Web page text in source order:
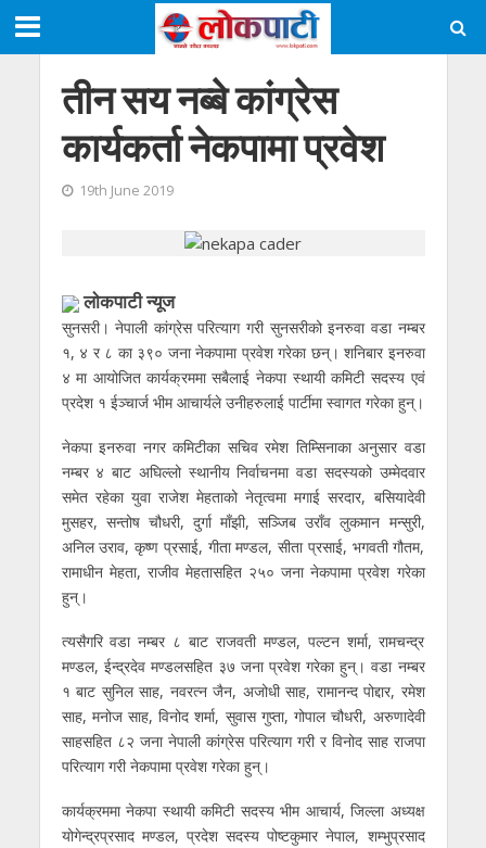
तीन सय नब्बे कांग्रेस
कार्यकर्ता नेकपामा प्रवेश
19th June 2019
लाेकपाटी न्यूज
सुनसरी। नेपाली कांग्रेस परित्याग गरी सुनसरीको इनरुवा वडा नम्बर
१, ४ र ८ का ३९० जना नेकपामा प्रवेश गरेका छन्। शनिबार इनरुवा
४ मा आयोजित कार्यक्रममा सबैलाई नेकपा स्थायी कमिटी सदस्य एवं
प्रदेश १ ईञ्चार्ज भीम आचार्यले उनीहरुलाई पार्टीमा स्वागत गरेका हुन्।
नेकपा इनरुवा नगर कमिटीका सचिव रमेश तिम्सिनाका अनुसार वडा
नम्बर ४ बाट अघिल्लो स्थानीय निर्वाचनमा वडा सदस्यको उम्मेदवार
समेत रहेका युवा राजेश मेहताको नेतृत्वमा मगाई सरदार, बसियादेवी
मुसहर, सन्तोष चौधरी, दुर्गा माँझी, सञ्जिब उराँव लुकमान मन्सुरी,
अनिल उराव, कृष्ण प्रसाई, गीता मण्डल, सीता प्रसाई, भगवती गौतम,
रामाधीन मेहता, राजीव मेहतासहित २५० जना नेकपामा प्रवेश गरेका
हुन्।
त्यसैगरि वडा नम्बर ८ बाट राजवती मण्डल, पल्टन शर्मा, रामचन्द्र
मण्डल, ईन्द्रदेव मण्डलसहित ३७ जना प्रवेश गरेका हुन्। वडा नम्बर
१ बाट सुनिल साह, नवरत्न जैन, अजोधी साह, रामानन्द पोद्दार, रमेश
साह, मनोज साह, विनोद शर्मा, सुवास गुप्ता, गोपाल चौधरी, अरुणादेवी
साहसहित ८२ जना नेपाली कांग्रेस परित्याग गरी र विनोद साह राजपा
परित्याग गरी नेकपामा प्रवेश गरेका हुन्।
कार्यक्रममा नेकपा स्थायी कमिटी सदस्य भीम आचार्य, जिल्ला अध्यक्ष
योगेन्द्रप्रसाद मण्डल, प्रदेश सदस्य पोष्टकुमार नेपाल, शम्भुप्रसाद